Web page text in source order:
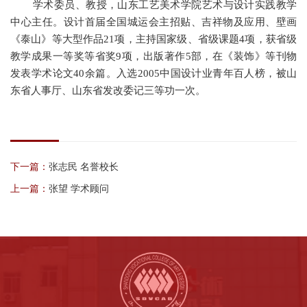
学术委员、教授，山东工艺美术学院艺术与设计实践教学
中心主任。设计首届全国城运会主招贴、吉祥物及应用、壁画
《泰山》等大型作品21项，主持国家级、省级课题4项，获省级
教学成果一等奖等省奖9项，出版著作5部，在《装饰》等刊物
发表学术论文40余篇。入选2005中国设计业青年百人榜，被山
东省人事厅、山东省发改委记三等功一次。
下一篇： 张志民 名誉校长
上一篇： 张望 学术顾问